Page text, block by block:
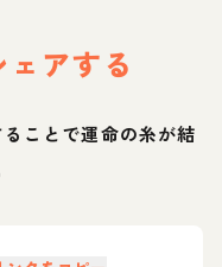
アする
ことで運命の糸が結